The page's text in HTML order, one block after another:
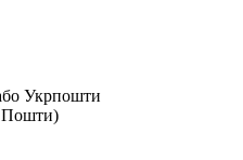
Укрпошти
Пошти)